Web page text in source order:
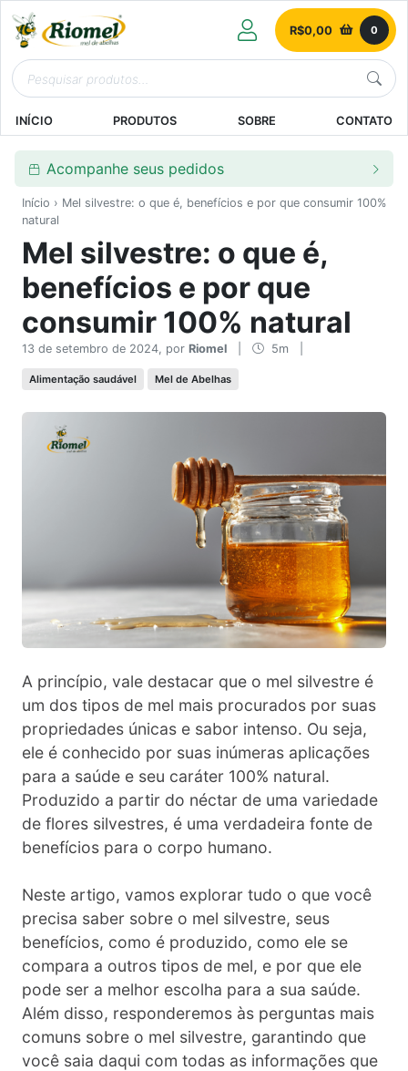
R$0,00 0
INÍCIO PRODUTOS SOBRE CONTATO
Acompanhe seus pedidos
Início › Mel silvestre: o que é, benefícios e por que consumir 100%
natural
Mel silvestre: o que é,
benefícios e por que
consumir 100% natural
13 de setembro de 2024, por Riomel 5m
Alimentação saudável Mel de Abelhas
A princípio, vale destacar que o mel silvestre é
um dos tipos de mel mais procurados por suas
propriedades únicas e sabor intenso. Ou seja,
ele é conhecido por suas inúmeras aplicações
para a saúde e seu caráter 100% natural.
Produzido a partir do néctar de uma variedade
de flores silvestres, é uma verdadeira fonte de
benefícios para o corpo humano.
Neste artigo, vamos explorar tudo o que você
precisa saber sobre o mel silvestre, seus
benefícios, como é produzido, como ele se
compara a outros tipos de mel, e por que ele
pode ser a melhor escolha para a sua saúde.
Além disso, responderemos às perguntas mais
comuns sobre o mel silvestre, garantindo que
você saia daqui com todas as informações que